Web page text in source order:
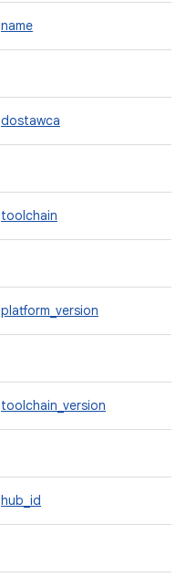
name
dostawca
toolchain
platform_version
toolchain_version
hub_id